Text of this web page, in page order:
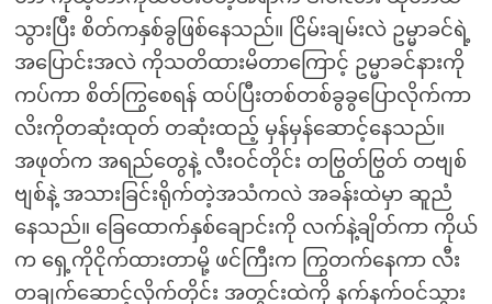
သွားပြီး စိတ်ကနှစ်ခွဖြစ်နေသည်။ ငြိမ်းချမ်းလဲ ဥမ္မာခင်ရဲ့
အပြောင်းအလဲ ကိုသတိထားမိတာကြောင့် ဥမ္မာခင်နားကို
ကပ်ကာ စိတ်ကြွစေရန် ထပ်ပြီးတစ်တစ်ခွခွပြောလိုက်ကာ
လိးကိုတဆုံးထုတ် တဆုံးထည့် မှန်မှန်ဆောင့်နေသည်။
အဖုတ်က အရည်တွေနဲ့ လီးဝင်တိုင်း တဗြွတ်ဗြွတ် တဗျစ်
ဗျစ်နဲ့ အသားခြင်းရိုက်တဲ့အသံကလဲ အခန်းထဲမှာ ဆူညံ
နေသည်။ ခြေထောက်နှစ်ချောင်းကို လက်နဲ့ချိတ်ကာ ကိုယ်
က ရှေ့ကိုငိုက်ထားတာမို့ ဖင်ကြီးက ကြွတက်နေကာ လီး
တချက်ဆောင့်လိုက်တိုင်း အတွင်းထဲကို နက်နက်ဝင်သွား